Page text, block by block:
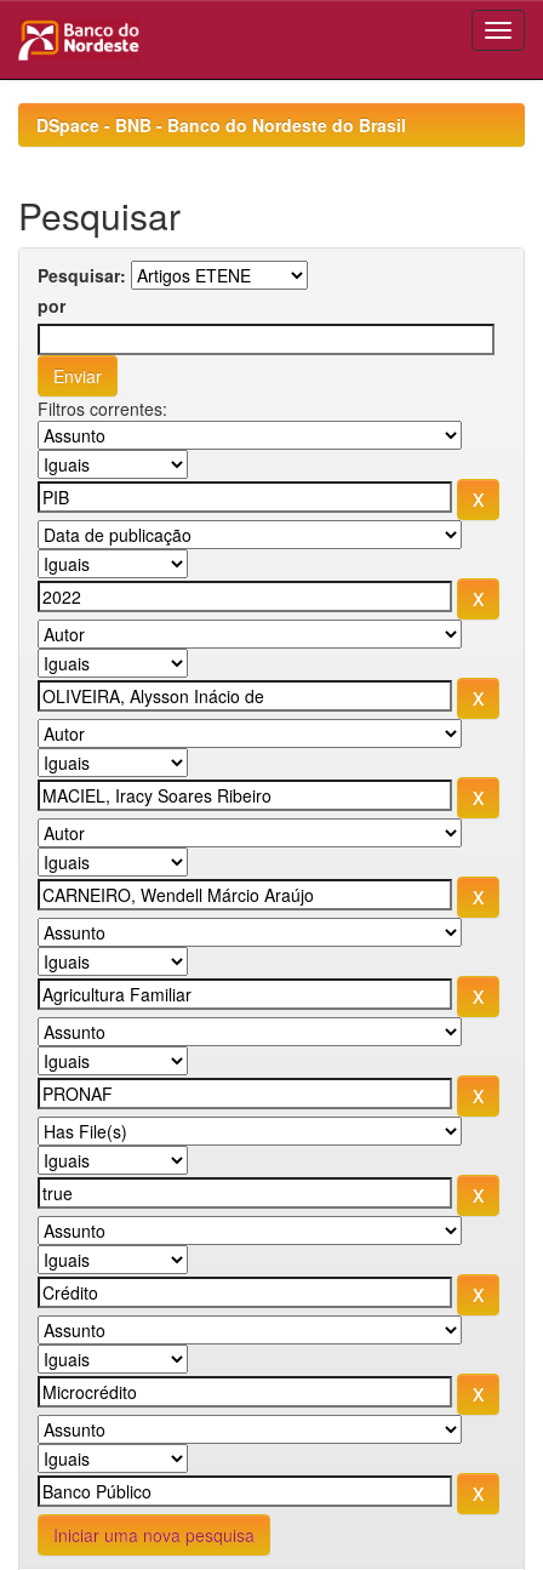
navigationDSpace - BNB - Banco do Nordeste do Brasil
Pesquisar
Pesquisar:
por
Filtros correntes:
Iniciar uma nova pesquisa